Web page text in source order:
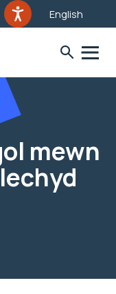
English
mewn